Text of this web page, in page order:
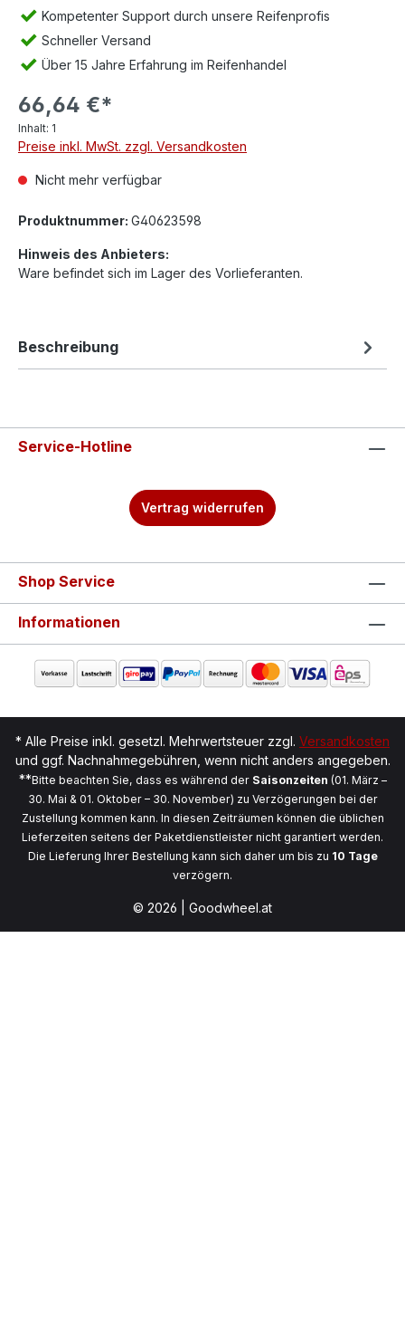
Kompetenter Support durch unsere Reifenprofis
Schneller Versand
Über 15 Jahre Erfahrung im Reifenhandel
66,64 €*
Inhalt: 1
Preise inkl. MwSt. zzgl. Versandkosten
Nicht mehr verfügbar
Produktnummer: G40623598
Hinweis des Anbieters:
Ware befindet sich im Lager des Vorlieferanten.
Beschreibung
Service-Hotline
Vertrag widerrufen
Shop Service
Informationen
* Alle Preise inkl. gesetzl. Mehrwertsteuer zzgl. Versandkosten
und ggf. Nachnahmegebühren, wenn nicht anders angegeben.
**Bitte beachten Sie, dass es während der Saisonzeiten (01. März –
30. Mai & 01. Oktober – 30. November) zu Verzögerungen bei der
Zustellung kommen kann. In diesen Zeiträumen können die üblichen
Lieferzeiten seitens der Paketdienstleister nicht garantiert werden.
Die Lieferung Ihrer Bestellung kann sich daher um bis zu 10 Tage
verzögern.
© 2026 | Goodwheel.at